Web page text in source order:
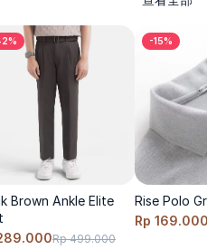
度自然落在脚踝上方。
出更 relaxed 的效果，建议加
体重 60 Kg
Brown Ankle Elite
Rp 499.000
-15%
Rise Polo
Rp